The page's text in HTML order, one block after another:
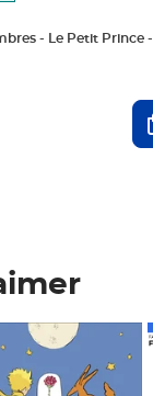
- Le Petit Prince -